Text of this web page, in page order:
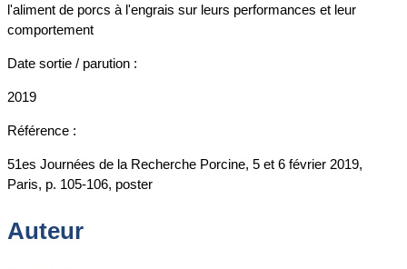
l'aliment de porcs à l'engrais sur leurs performances et leur
comportement
Date sortie / parution :
2019
Référence :
51es Journées de la Recherche Porcine, 5 et 6 février 2019,
Paris, p. 105-106, poster
Auteur